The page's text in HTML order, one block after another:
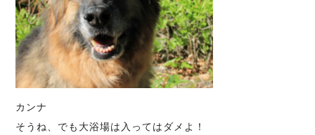
カンナ
そうね、でも大浴場は入ってはダメよ！